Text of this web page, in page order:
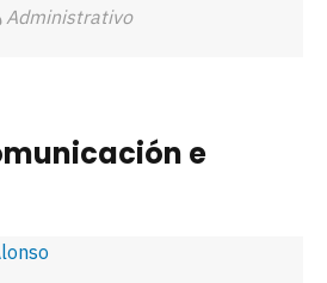
Administrativo
e